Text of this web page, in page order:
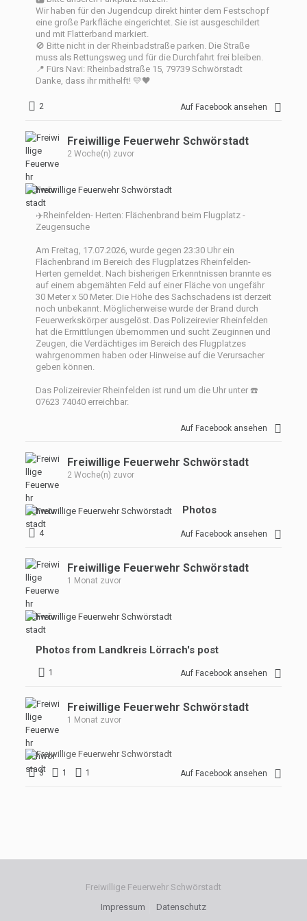
Wir haben für den Jugendcup direkt hinter dem Festschopf
eine große Parkfläche eingerichtet. Sie ist ausgeschildert
und mit Flatterband markiert.
🚫 Bitte nicht in der Rheinbadstraße parken. Die Straße
muss als Rettungsweg und für die Durchfahrt frei bleiben.
📍 Fürs Navi: Rheinbadstraße 15, 79739 Schwörstadt
Danke, dass ihr mithelft! 💛🖤
2 Auf Facebook ansehen
Freiwillige Feuerwehr Schwörstadt
2 Woche(n) zuvor
✈️Rheinfelden- Herten: Flächenbrand beim Flugplatz -
Zeugensuche
Am Freitag, 17.07.2026, wurde gegen 23:30 Uhr ein
Flächenbrand im Bereich des Flugplatzes Rheinfelden-
Herten gemeldet. Nach bisherigen Erkenntnissen brannte es
auf einem abgemähten Feld auf einer Fläche von ungefähr
30 Meter x 50 Meter. Die Höhe des Sachschadens ist derzeit
noch unbekannt. Möglicherweise wurde der Brand durch
Feuerwerkskörper ausgelöst. Das Polizeirevier Rheinfelden
hat die Ermittlungen übernommen und sucht Zeuginnen und
Zeugen, die Verdächtiges im Bereich des Flugplatzes
wahrgenommen haben oder Hinweise auf die Verursacher
geben können.
Das Polizeirevier Rheinfelden ist rund um die Uhr unter ☎️
07623 74040 erreichbar.
Auf Facebook ansehen
Freiwillige Feuerwehr Schwörstadt
2 Woche(n) zuvor
Photos
4 Auf Facebook ansehen
Freiwillige Feuerwehr Schwörstadt
1 Monat zuvor
1
Photos from Landkreis Lörrach's post
1 Auf Facebook ansehen
Freiwillige Feuerwehr Schwörstadt
1 Monat zuvor
3 1 1 Auf Facebook ansehen
Freiwillige Feuerwehr Schwörstadt
Impressum
Datenschutz